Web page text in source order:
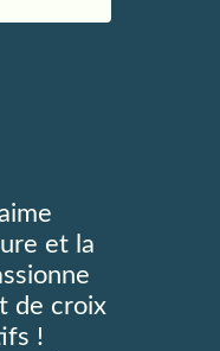
et la
de croix
!